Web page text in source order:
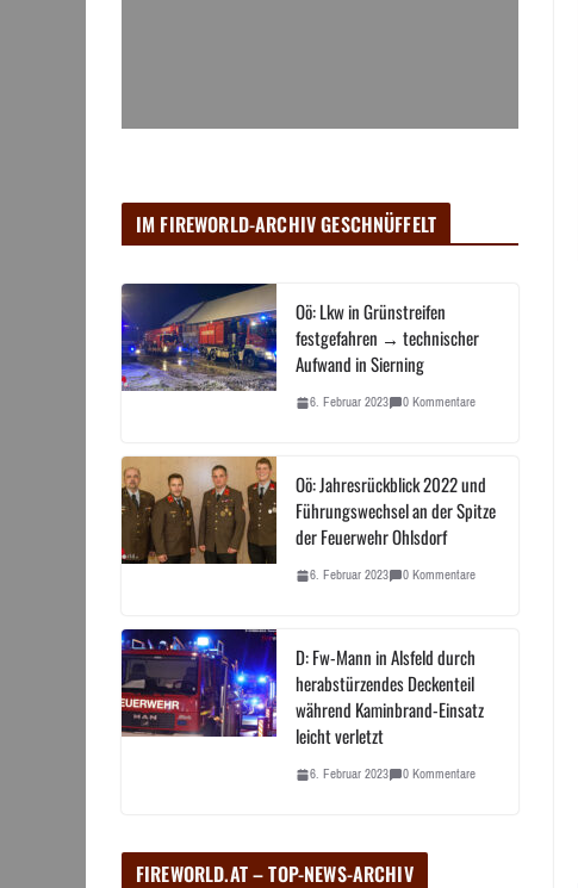
IM FIREWORLD-ARCHIV GESCHNÜFFELT
Oö: Lkw in Grünstreifen
festgefahren → technischer
Aufwand in Sierning
6. Februar 2023 0 Kommentare
Oö: Jahresrückblick 2022 und
Führungswechsel an der Spitze
der Feuerwehr Ohlsdorf
6. Februar 2023 0 Kommentare
D: Fw-Mann in Alsfeld durch
herabstürzendes Deckenteil
während Kaminbrand-Einsatz
leicht verletzt
6. Februar 2023 0 Kommentare
FIREWORLD.AT – TOP-NEWS-ARCHIV